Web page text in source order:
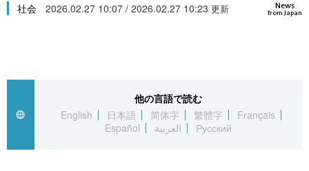
繁體字
العربية
経済・ビジネス
社会
文化
科学・技術
Images
お知らせ
News
from Japan
社会 2026.02.27 10:07 / 2026.02.27 10:23 更新
他の言語で読む
English
日本語 简体字 繁體字
Français
Español
العربية Русский